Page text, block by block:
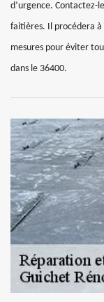
d’urgence. Contactez-
faitières. Il procédera
mesures pour éviter
dans le 36400.